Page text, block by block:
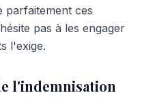
parfaitement ces
pas à les engager
l'exige.
l'indemnisation